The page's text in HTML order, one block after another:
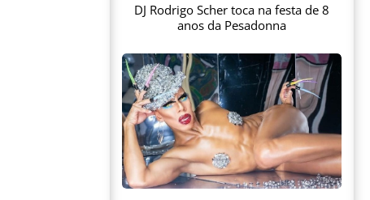
DJ Rodrigo Scher toca na festa de 8
anos da Pesadonna